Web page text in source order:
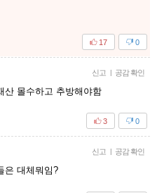
0
17
신고 | 공감 확인
산 몰수하고 추방해야함
0
3
신고 | 공감 확인
은 대체뭐임?